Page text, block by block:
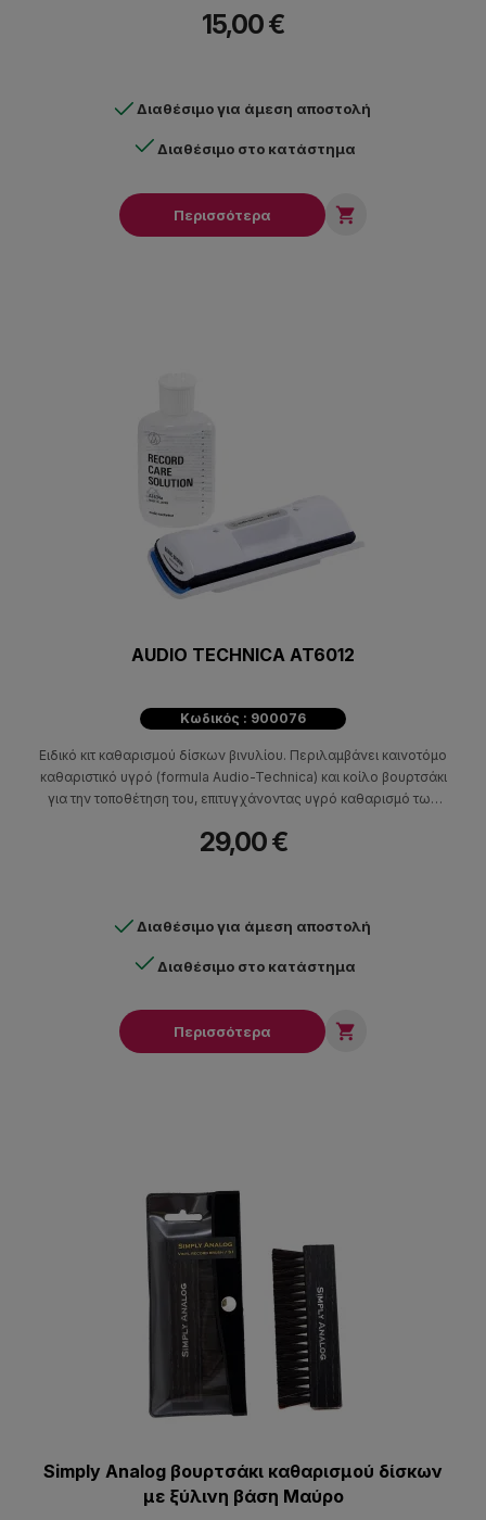
15,00 €
Διαθέσιμο για άμεση αποστολή
Διαθέσιμο στο κατάστημα
Περισσότερα 
AUDIO TECHNICA AT6012
Κωδικός : 900076
Ειδικό κιτ καθαρισμού δίσκων βινυλίου. Περιλαμβάνει καινοτόμο
καθαριστικό υγρό (formula Audio-Technica) και κοίλο βουρτσάκι
για την τοποθέτηση του, επιτυγχάνοντας υγρό καθαρισμό των
29,00 €
Διαθέσιμο για άμεση αποστολή
Διαθέσιμο στο κατάστημα
Περισσότερα 
Simply Analog βουρτσάκι καθαρισμού δίσκων
με ξύλινη βάση Μαύρο